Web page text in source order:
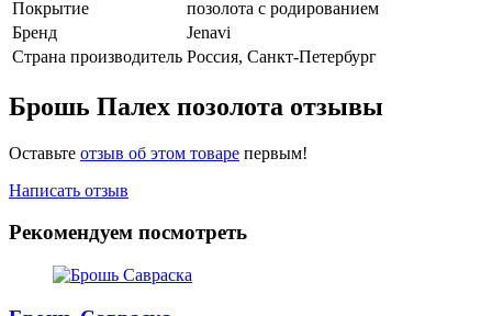
Покрытие
позолота с родированием
Бренд
Jenavi
Страна производитель Россия, Санкт-Петербург
Брошь Палех позолота отзывы
Оставьте отзыв об этом товаре первым!
Написать отзыв
Рекомендуем посмотреть